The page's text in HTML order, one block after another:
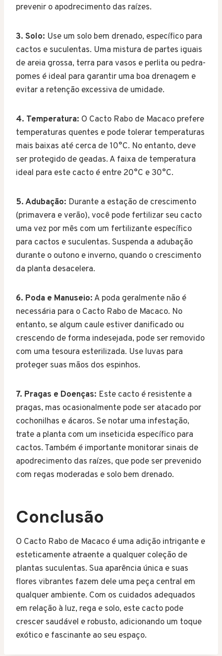
prevenir o apodrecimento das raízes.
3. Solo: Use um solo bem drenado, específico para
cactos e suculentas. Uma mistura de partes iguais
de areia grossa, terra para vasos e perlita ou pedra-
pomes é ideal para garantir uma boa drenagem e
evitar a retenção excessiva de umidade.
4. Temperatura: O Cacto Rabo de Macaco prefere
temperaturas quentes e pode tolerar temperaturas
mais baixas até cerca de 10°C. No entanto, deve
ser protegido de geadas. A faixa de temperatura
ideal para este cacto é entre 20°C e 30°C.
5. Adubação: Durante a estação de crescimento
(primavera e verão), você pode fertilizar seu cacto
uma vez por mês com um fertilizante específico
para cactos e suculentas. Suspenda a adubação
durante o outono e inverno, quando o crescimento
da planta desacelera.
6. Poda e Manuseio: A poda geralmente não é
necessária para o Cacto Rabo de Macaco. No
entanto, se algum caule estiver danificado ou
crescendo de forma indesejada, pode ser removido
com uma tesoura esterilizada. Use luvas para
proteger suas mãos dos espinhos.
7. Pragas e Doenças: Este cacto é resistente a
pragas, mas ocasionalmente pode ser atacado por
cochonilhas e ácaros. Se notar uma infestação,
trate a planta com um inseticida específico para
cactos. Também é importante monitorar sinais de
apodrecimento das raízes, que pode ser prevenido
com regas moderadas e solo bem drenado.
Conclusão
O Cacto Rabo de Macaco é uma adição intrigante e
esteticamente atraente a qualquer coleção de
plantas suculentas. Sua aparência única e suas
flores vibrantes fazem dele uma peça central em
qualquer ambiente. Com os cuidados adequados
em relação à luz, rega e solo, este cacto pode
crescer saudável e robusto, adicionando um toque
exótico e fascinante ao seu espaço.